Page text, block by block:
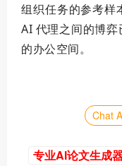
组织任务的参考样
AI 代理之间的博
的办公空间。
Chat
专业AI论文生成